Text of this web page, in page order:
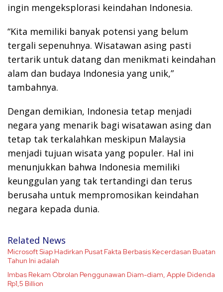
ingin mengeksplorasi keindahan Indonesia.
“Kita memiliki banyak potensi yang belum
tergali sepenuhnya. Wisatawan asing pasti
tertarik untuk datang dan menikmati keindahan
alam dan budaya Indonesia yang unik,”
tambahnya.
Dengan demikian, Indonesia tetap menjadi
negara yang menarik bagi wisatawan asing dan
tetap tak terkalahkan meskipun Malaysia
menjadi tujuan wisata yang populer. Hal ini
menunjukkan bahwa Indonesia memiliki
keunggulan yang tak tertandingi dan terus
berusaha untuk mempromosikan keindahan
negara kepada dunia.
Related News
Microsoft Siap Hadirkan Pusat Fakta Berbasis Kecerdasan Buatan
Tahun Ini adalah
Imbas Rekam Obrolan Penggunawan Diam-diam, Apple Didenda
Rp1,5 Billion